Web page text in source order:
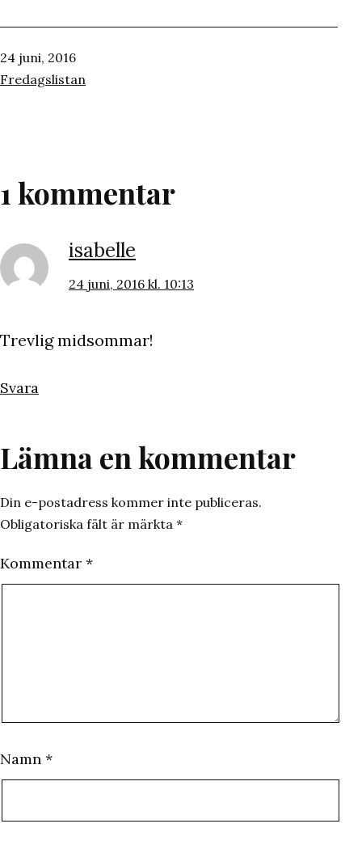
Publicerat
den
24 juni, 2016
Kategoriserat
Fredagslistan
1 kommentar
isabelle
24 juni, 2016 kl. 10:13
Trevlig midsommar!
Svara
Lämna en kommentar
Din e-postadress kommer inte publiceras.
Obligatoriska fält är märkta *
Kommentar *
Namn *